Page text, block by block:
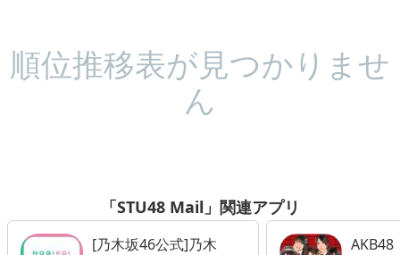
順位推移表が見つかりませ
ん
「STU48 Mail」関連アプリ
[乃木坂46公式]乃木
AKB48